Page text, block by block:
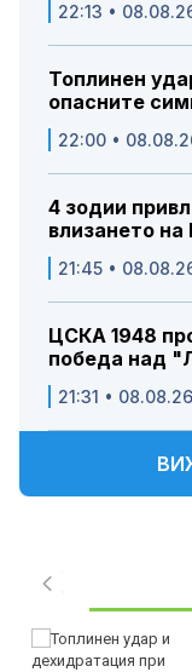
22:13 •
Топлинен
опасните
22:00 •
4 зодии
влизането
21:45 •
ЦСКА 1948
победа над
21:31 • 08.08.26